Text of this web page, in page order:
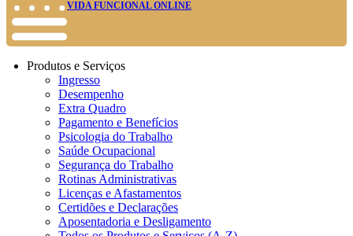
VIDA FUNCIONAL ONLINE
Produtos e Serviços
Ingresso
Desempenho
Extra Quadro
Pagamento e Benefícios
Psicologia do Trabalho
Saúde Ocupacional
Segurança do Trabalho
Rotinas Administrativas
Licenças e Afastamentos
Certidões e Declarações
Aposentadoria e Desligamento